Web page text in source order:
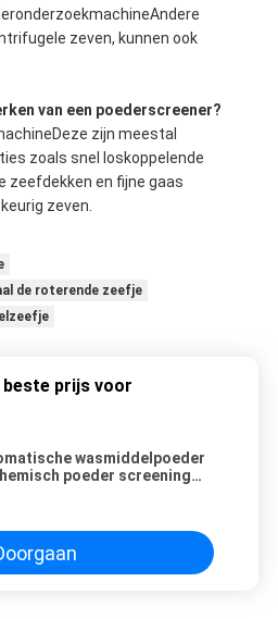
Andere
zeven, kunnen ook
van een poederscreener?
Deze zijn meestal
zoals snel loskoppelende
zeefdekken en fijne gaas
zeven.
de roterende zeefje
beste prijs voor
wasmiddelpoeder
poeder screening